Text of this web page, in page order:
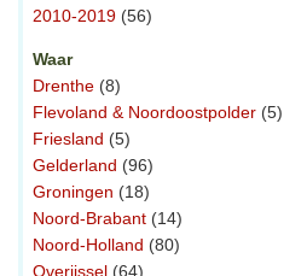
2010-2019 (56)
Waar
Drenthe (8)
Flevoland & Noordoostpolder (5)
Friesland (5)
Gelderland (96)
Groningen (18)
Noord-Brabant (14)
Noord-Holland (80)
Overijssel (64)